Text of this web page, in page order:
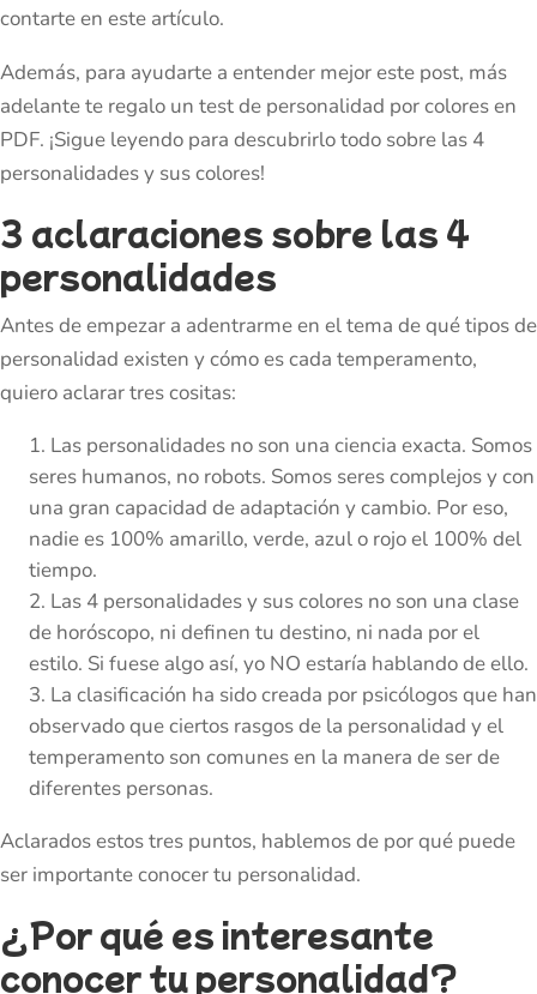
contarte en este artículo.
Además, para ayudarte a entender mejor este post, más
adelante te regalo un test de personalidad por colores en
PDF. ¡Sigue leyendo para descubrirlo todo sobre las 4
personalidades y sus colores!
3 aclaraciones sobre las 4
personalidades
Antes de empezar a adentrarme en el tema de qué tipos de
personalidad existen y cómo es cada temperamento,
quiero aclarar tres cositas:
Las personalidades no son una ciencia exacta. Somos
seres humanos, no robots. Somos seres complejos y con
una gran capacidad de adaptación y cambio. Por eso,
nadie es 100% amarillo, verde, azul o rojo el 100% del
tiempo.
Las 4 personalidades y sus colores no son una clase
de horóscopo, ni definen tu destino, ni nada por el
estilo. Si fuese algo así, yo NO estaría hablando de ello.
La clasificación ha sido creada por psicólogos que han
observado que ciertos rasgos de la personalidad y el
temperamento son comunes en la manera de ser de
diferentes personas.
Aclarados estos tres puntos, hablemos de por qué puede
ser importante conocer tu personalidad.
¿Por qué es interesante
conocer tu personalidad?